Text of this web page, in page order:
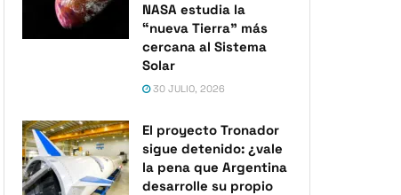
NASA estudia la
“nueva Tierra” más
cercana al Sistema
Solar
30 JULIO, 2026
El proyecto Tronador
sigue detenido: ¿vale
la pena que Argentina
desarrolle su propio